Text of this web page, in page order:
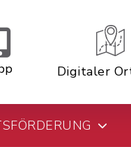
Digitaler